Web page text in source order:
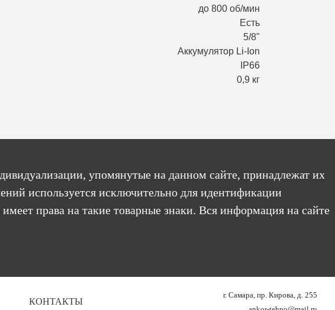
до 800 об/мин
Есть
5/8"
Аккумулятор Li-Ion
IP66
0,9 кг
упомянутые на данном сайте, принадлежат их
используется исключительно для идентификации
права на такие товарные знаки. Вся информация на сайте
КОНТАКТЫ
г. Самара, пр. Кирова, д. 255